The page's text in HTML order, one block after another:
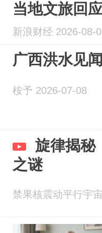
当地文旅回
新浪财经 2026-08-
广西洪水见
桉予 2026-07-08
旋律揭秘
之谜
禁果核震动平行宇